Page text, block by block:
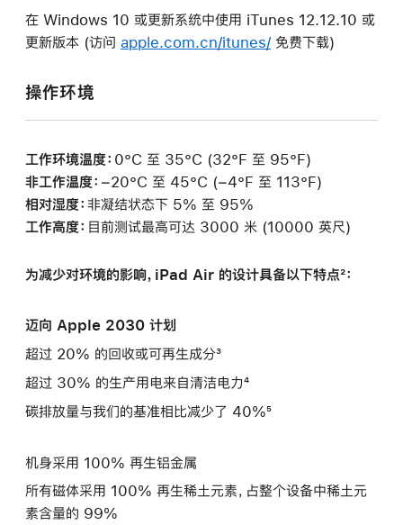
在 Windows 10 或更新系统中使用 iTunes 12.12.10 或
更新版本 (访问 apple.com.cn/itunes/ 免费下载)
操作环境
工作环境温度： 0°C 至 35°C (32°F 至 95°F)
非工作温度： −20°C 至 45°C (−4°F 至 113°F)
相对湿度： 非凝结状态下 5% 至 95%
工作高度： 目前测试最高可达 3000 米 (10000 英尺)
为减少对环境的影响，iPad Air 的设计具备以下特点²：
迈向 Apple 2030 计划
超过 20% 的回收或可再生成分³
超过 30% 的生产用电来自清洁电力⁴
碳排放量与我们的基准相比减少了 40%⁵
机身采用 100% 再生铝金属
所有磁体采用 100% 再生稀土元素，占整个设备中稀土元
素含量的 99%